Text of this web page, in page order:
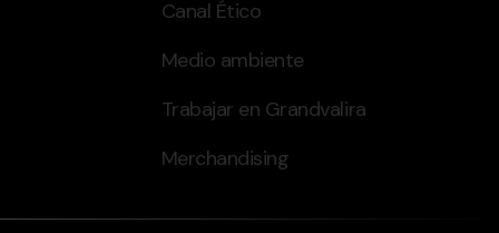
Canal Ético
Medio ambiente
Trabajar en Grandvalira
Merchandising